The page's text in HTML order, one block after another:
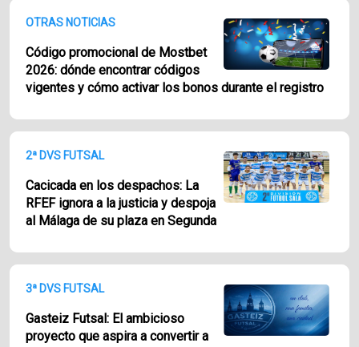
OTRAS NOTICIAS
Código promocional de Mostbet
2026: dónde encontrar códigos
vigentes y cómo activar los bonos durante el registro
2ª DVS FUTSAL
Cacicada en los despachos: La
RFEF ignora a la justicia y despoja
al Málaga de su plaza en Segunda
3ª DVS FUTSAL
Gasteiz Futsal: El ambicioso
proyecto que aspira a convertir a